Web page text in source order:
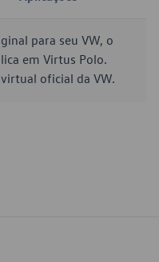
para seu VW, o
em Virtus Polo.
oficial da VW.